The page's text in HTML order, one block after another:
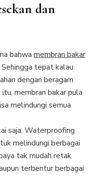
dan
bahwa membran bakar
tepat kalau
dengan beragam
membran bakar pula
melindungi semua
saja. Waterproofing
melindungi berbagai
tak mudah retak
terbentur berbagai